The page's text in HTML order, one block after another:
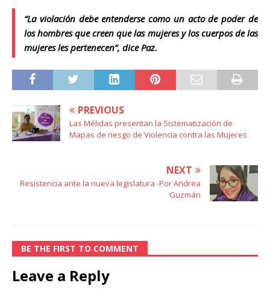
“La violación debe entenderse como un acto de poder de
los hombres que creen que las mujeres y los cuerpos de las
mujeres les pertenecen”, dice Paz.
PREVIOUS
Las Mélidas presentan la Sistematización de
Mapas de riesgo de Violencia contra las Mujeres
NEXT
Resistencia ante la nueva legislatura -Por Andrea
Guzmán
BE THE FIRST TO COMMENT
Leave a Reply